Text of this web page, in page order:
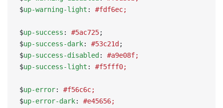
$up-warning-light : #fdf6ec;
$up-success : #5ac725;
$up-success-dark: #53c21d ;
$up-success-disabled : #a9e08f;
$up-success-light : #f5fff0;
$up-error: #f56c6c;
$up-error-dark: #e45656;